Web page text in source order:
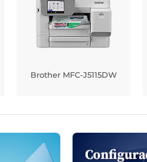
Brother MFC-J5115DW